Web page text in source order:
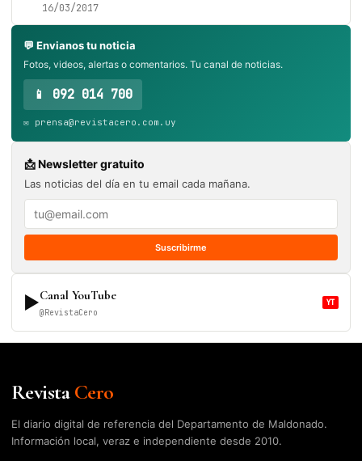
16/03/2017
💬 Envianos tu noticia
Fotos, videos, alertas o comentarios. Tu canal de noticias.
📱 092 014 700
✉️ prensa@revistacero.com.uy
📩 Newsletter gratuito
Las noticias del día en tu email cada mañana.
Suscribirme
▶Canal YouTube
@RevistaCero
YT
RevistaCero
El diario digital de referencia del Departamento de Maldonado.
Información local, veraz e independiente desde 2010.